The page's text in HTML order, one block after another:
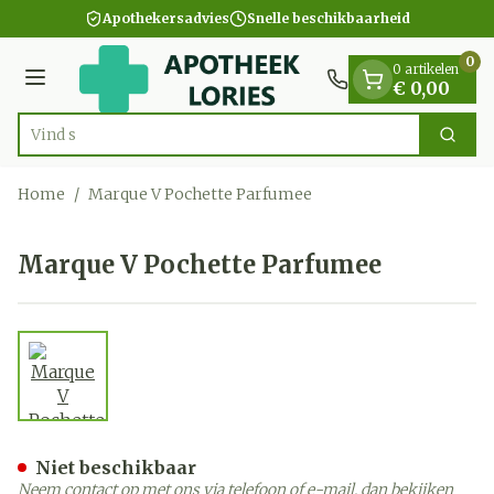
Ga naar de inhoudApothekersadvies Snelle beschikbaarheid
Menu
Product, merk, categorie... Zoek
0 artikelen
€ 0,00
0
Home / Marque V Pochette Parfumee
Marque V Pochette Parfumee
Niet beschikbaar
Neem contact op met ons via telefoon of e-mail, dan bekijken